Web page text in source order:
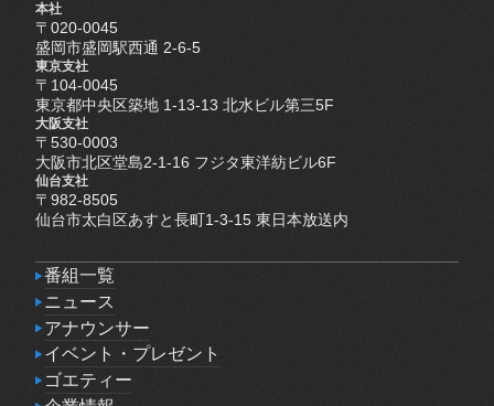
本社
〒020-0045
盛岡市盛岡駅西通 2-6-5
東京支社
〒104-0045
東京都中央区築地 1-13-13 北水ビル第三5F
大阪支社
〒530-0003
大阪市北区堂島2-1-16 フジタ東洋紡ビル6F
仙台支社
〒982-8505
仙台市太白区あすと長町1-3-15 東日本放送内
番組一覧
番組一覧
ニュース
ニュース
アナウンサー
アナウンサー
イベント・プレゼント
イベント・プレゼント
ゴエティー